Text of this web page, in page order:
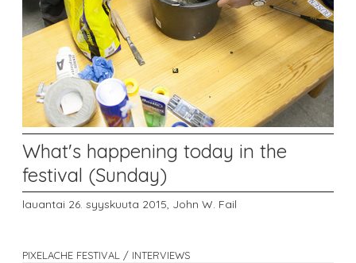
What's happening today in the
festival (Sunday)
lauantai 26. syyskuuta 2015, John W. Fail
PIXELACHE FESTIVAL / INTERVIEWS